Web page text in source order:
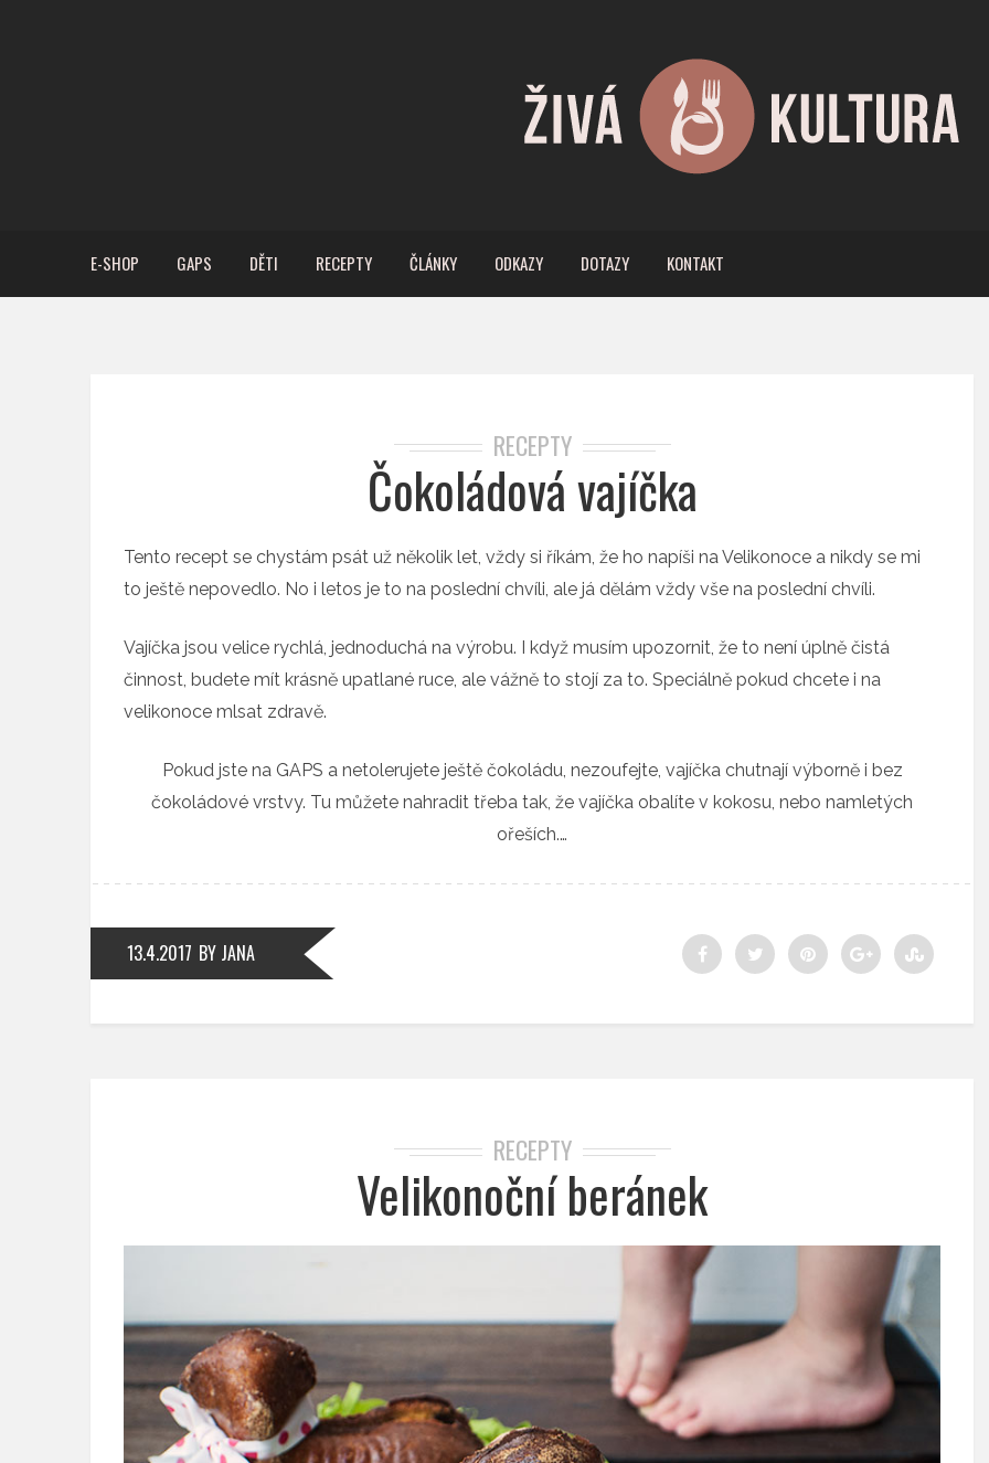
E-SHOP GAPS DĚTI RECEPTY ČLÁNKY ODKAZY DOTAZY KONTAKT
RECEPTY
Čokoládová vajíčka
Tento recept se chystám psát už několik let, vždy si říkám, že ho napíši na Velikonoce a nikdy se mi
to ještě nepovedlo. No i letos je to na poslední chvíli, ale já dělám vždy vše na poslední chvíli.
Vajíčka jsou velice rychlá, jednoduchá na výrobu. I když musím upozornit, že to není úplně čistá
činnost, budete mít krásně upatlané ruce, ale vážně to stojí za to. Speciálně pokud chcete i na
velikonoce mlsat zdravě.
Pokud jste na GAPS a netolerujete ještě čokoládu, nezoufejte, vajíčka chutnají výborně i bez
čokoládové vrstvy. Tu můžete nahradit třeba tak, že vajíčka obalíte v kokosu, nebo namletých
ořeších.…
13.4.2017 BY JANA
RECEPTY
Velikonoční beránek